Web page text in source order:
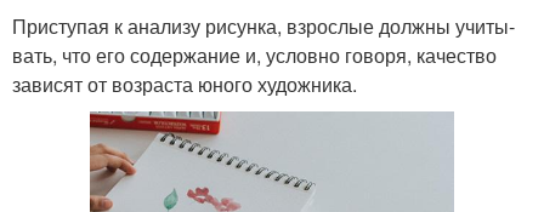
При­сту­пая к ана­лизу рисунка, взрос­лые должны учи­ты­
вать, что его содер­жа­ние и, условно говоря, каче­ство
зави­сят от воз­раста юного художника.